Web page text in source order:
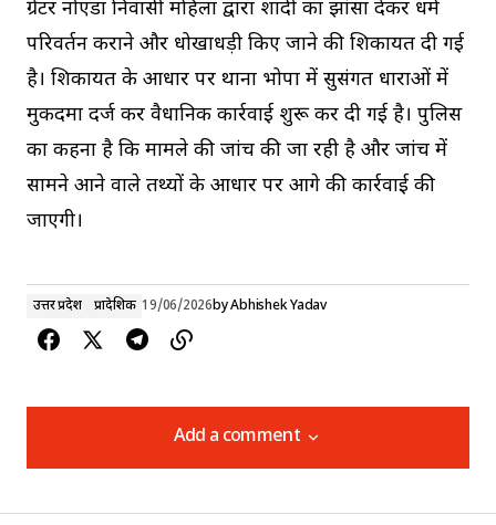
ग्रेटर नोएडा निवासी महिला द्वारा शादी का झांसा देकर धर्म
परिवर्तन कराने और धोखाधड़ी किए जाने की शिकायत दी गई
है। शिकायत के आधार पर थाना भोपा में सुसंगत धाराओं में
मुकदमा दर्ज कर वैधानिक कार्रवाई शुरू कर दी गई है। पुलिस
का कहना है कि मामले की जांच की जा रही है और जांच में
सामने आने वाले तथ्यों के आधार पर आगे की कार्रवाई की
जाएगी।
उत्तर प्रदेश प्रादेशिक 19/06/2026byAbhishek Yadav
Add a comment
Add a comment